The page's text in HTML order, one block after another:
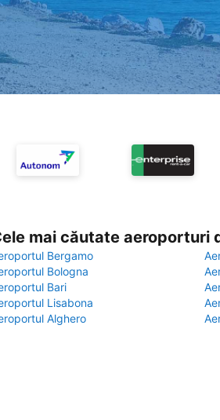
mai căutate aeroporturi
Bergamo
Bologna
Bari
Lisabona
Alghero